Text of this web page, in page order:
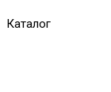
Каталог